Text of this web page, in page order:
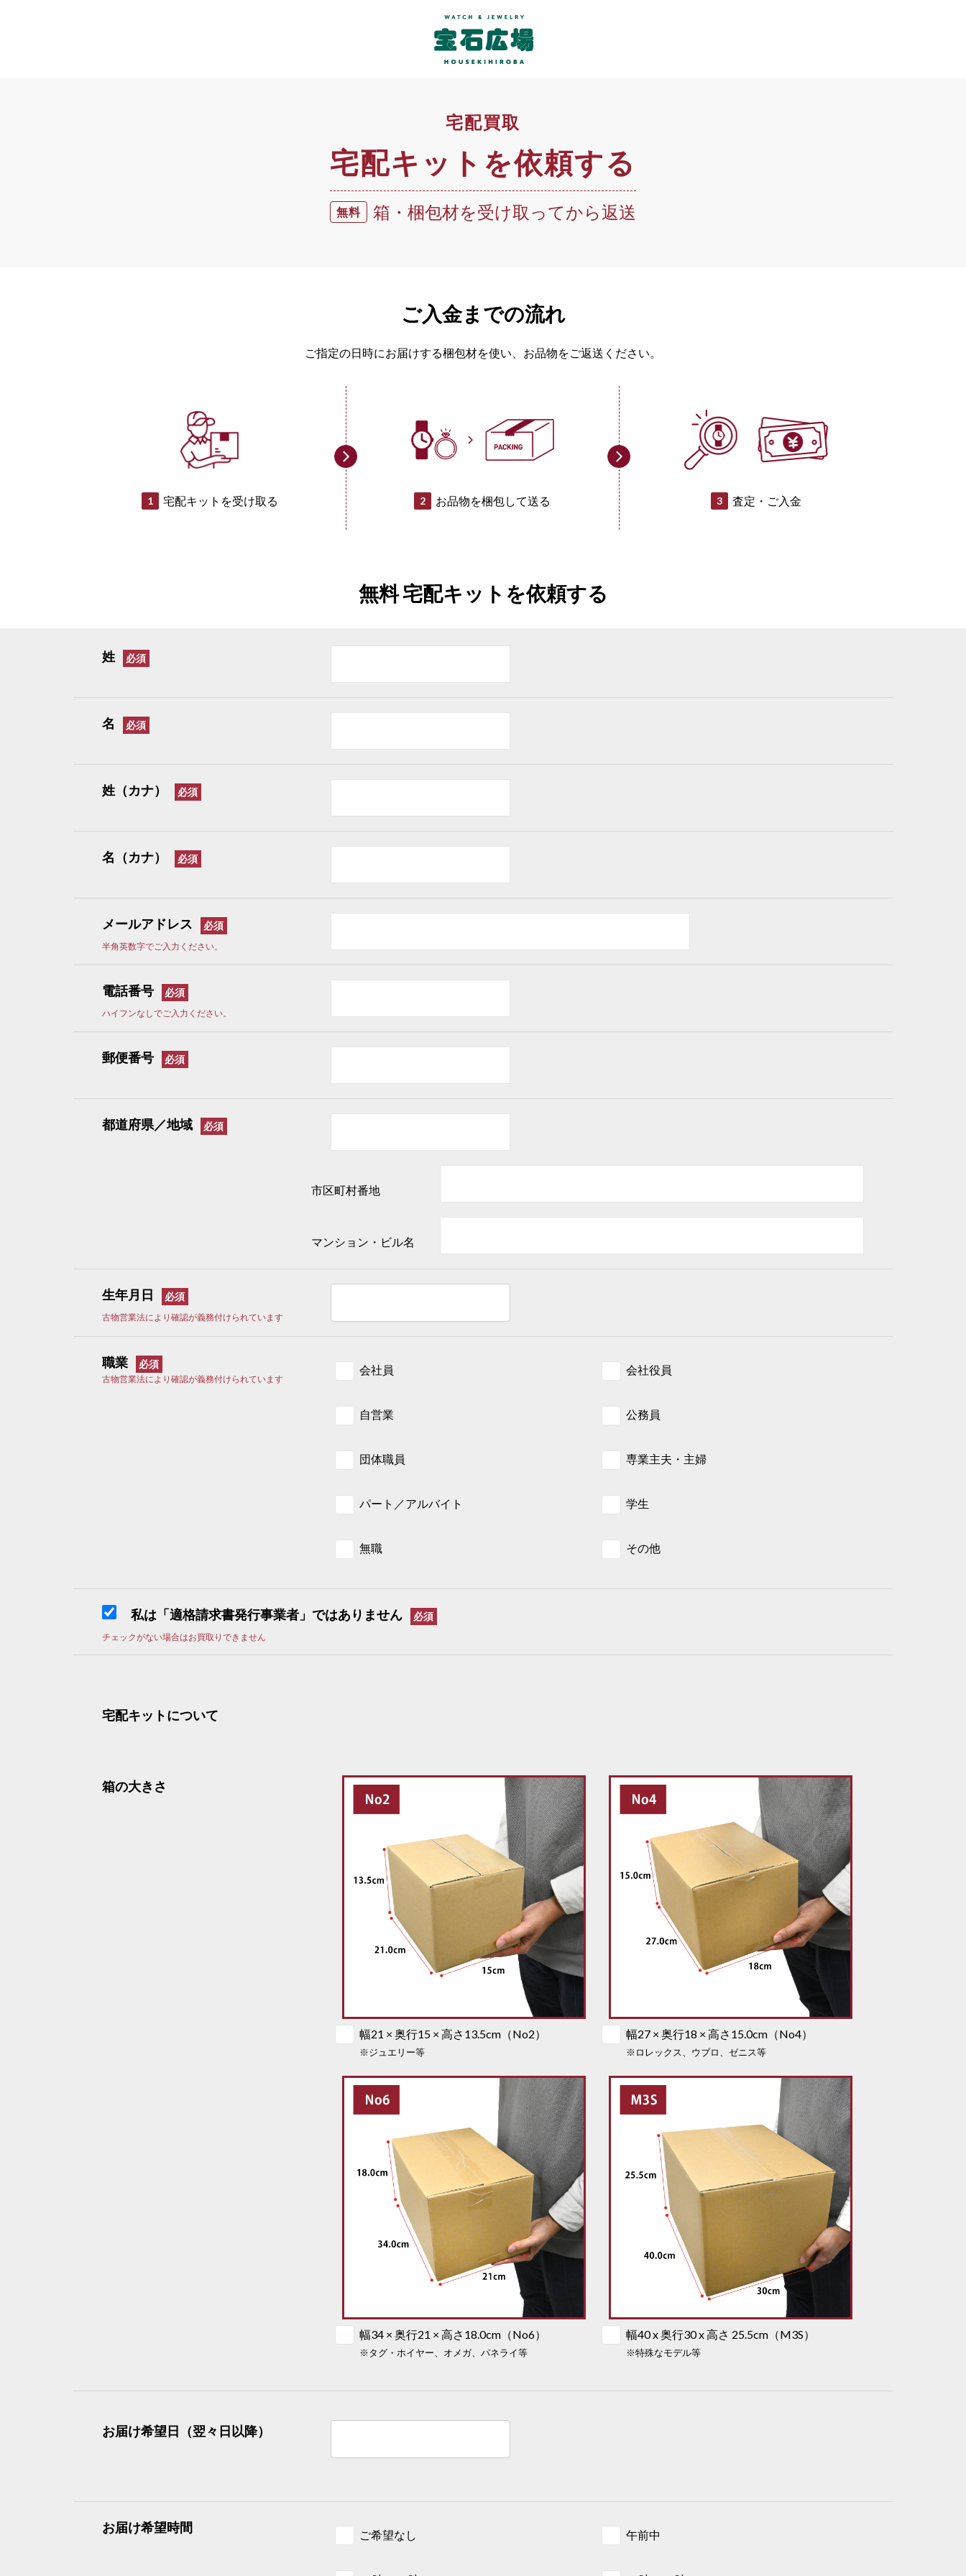
宅配買取
宅配キットを依頼する
無料 箱・梱包材を受け取ってから返送
ご入金までの流れ
ご指定の日時にお届けする梱包材を使い、 お品物をご返送ください。
1 宅配キットを受け取る 2 お品物を梱包して送る 3 査定・ご入金
無料 宅配キットを依頼する
姓
名
姓（カナ）
名（カナ）
メールアドレス
半角英数字でご入力ください。
電話番号
ハイフンなしでご入力ください。
郵便番号
都道府県／地域
生年月日
古物営業法により確認が義務付けられています
職業
古物営業法により確認が義務付けられています
会社員 会社役員
自営業 公務員
団体職員 専業主夫・主婦
パート／アルバイト 学生
無職 その他
チェックがない場合はお買取りできません
私は「適格請求書発行事業者」ではありません
宅配キットについて
箱の大きさ
幅21 × 奥行15 × 高さ13.5cm（No2） 幅27 × 奥行18 × 高さ15.0cm（No4）
幅34 × 奥行21 × 高さ18.0cm（No6） 幅40 x 奥行30 x 高さ 25.5cm（M3S）
お届け希望日（翌々日以降）
お届け希望時間 ご希望なし 午前中